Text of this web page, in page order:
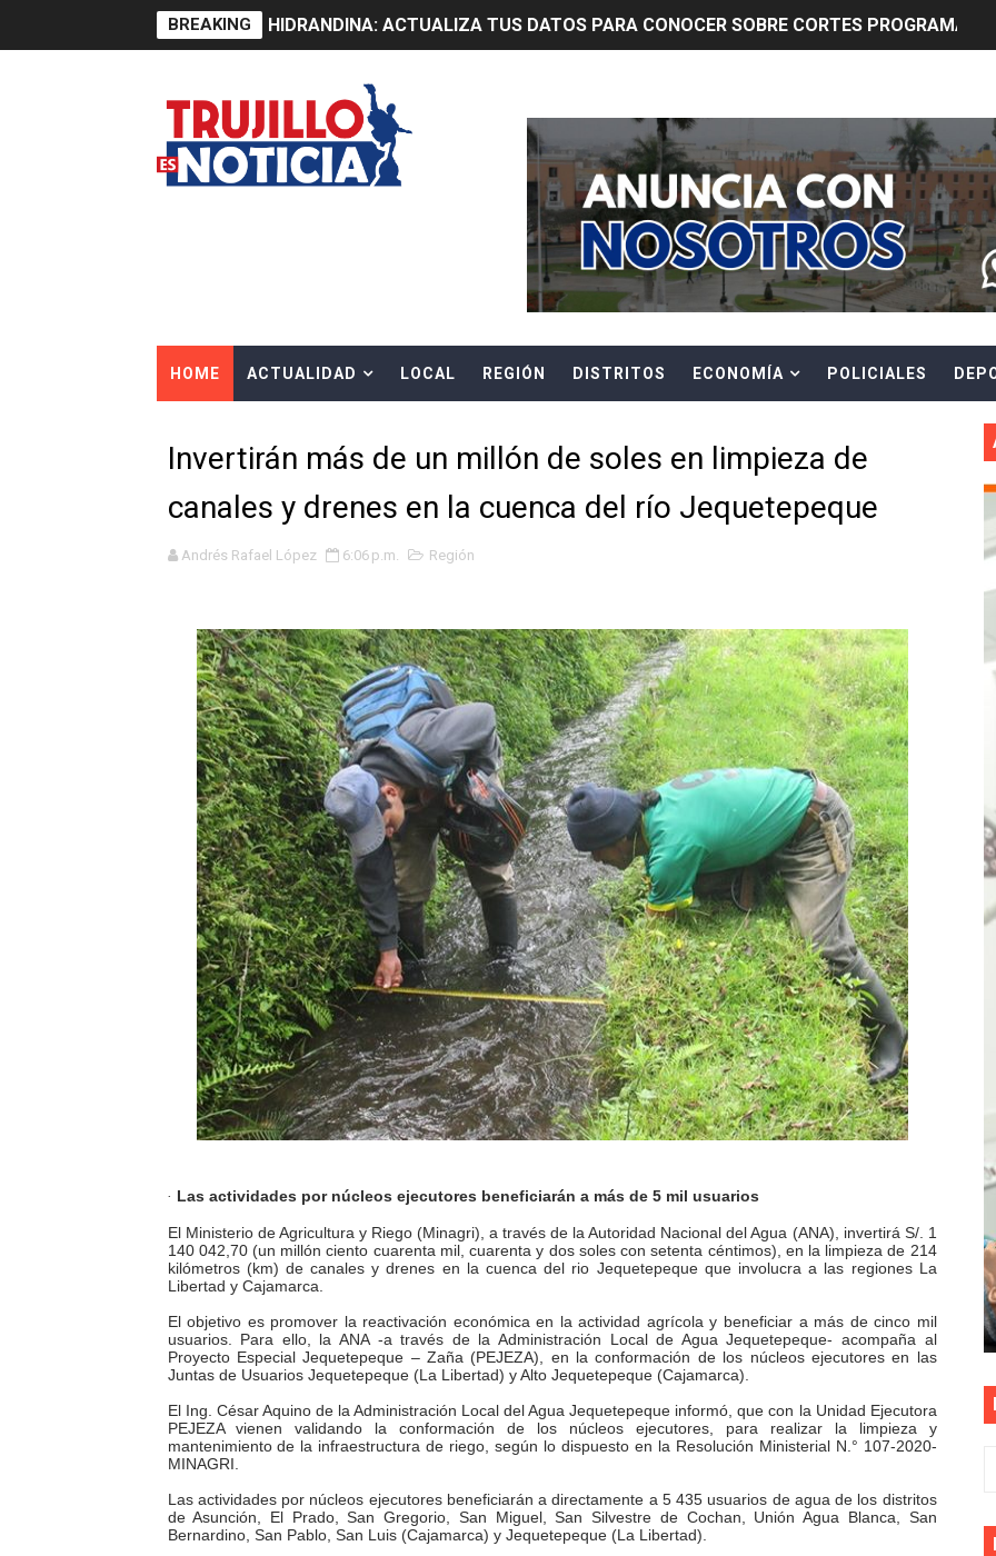
BREAKING HIDRANDINA: ACTUALIZA TUS DATOS PARA CONOCER SOBRE CORTES
Construye Experto de Cementos Pacasmayo convierte el esfuerzo del maestro de
OSIPTEL frente a robo de celulares: usuarios recuperarán su línea tras verificación
IPE: Nuevo gobierno debe priorizar el impulso a la inversión privada y medidas contra
HIDRANDINA ALERTA SOBRE FALSOS TRABAJADORES Y BRINDA RECOMENDACIONES
HASTA EL 2 DE AGOSTO TIENEN PLAZO PARA PONERSE AL DÍA EN SU RECIBO Y
Caja Arequipa lanza tercera edición del concurso nacional Orgullo Emprendedor con
Tres de cada cuatro atenciones del OSIPTEL estuvieron relacionadas con el servicio
OSIPTEL: nueve de cada 10 atenciones a usuarios de La Libertad fueron sobre el
GEANMARCO QUEZADA PRESTÓ JURAMENTO COMO DIPUTADO "POR LA
14 COLEGIOS DE TRUJILLO Y VIRÚ BUSCAN LA ACREDITACIÓN DEL PROGRAMA
¿Viajas por Fiestas Patrias? Así puedes evitar pagar por telefonía, internet o
JAMES PÉREZ ASEGURA QUE EN SUS PRIMEROS MESES DE GESTIÓN RECUPERARÁ
MÁS DE 12 MIL USUARIOS QUEDARON SIN ENERGÍA POR NO RESPETARSE LAS
OSIPTEL: Ahora dar de baja tu servicio de internet o telefonía solo toma un día hábil
¿Viajas por fiestas patrias? OSIPTEL recomienda verificar la cobertura móvil de tu
REGULARIZA TUS DEUDAS POR VIDEO GESTIÓN, ACCEDE A FACILIDADES DE PAGO Y
HIDRANDINA: POR FIESTAS PATRIAS APROVECHA LAS FACILIDADES DE PAGO PARA
La Universidad de Piura comparte su propuesta académica con escolares y padres de
OSIPTEL: empresas operadoras están obligadas a verificar tope de 7 líneas móviles
Yape habilita envío de remesas a Venezuela sin comisión tras emergencia por
HIDRANDINA ADVIERTE QUE ESTÁ PROHIBIDO COLOCAR PANCARTAS Y PROPAGANDA
HOME ACTUALIDAD LOCAL REGIÓN DISTRITOS ECONOMÍA POLICIALES
Invertirán más de un millón de soles en limpieza de
canales y drenes en la cuenca del río Jequetepeque
Andrés Rafael López 6:06 p.m. Región
· Las actividades por núcleos ejecutores beneficiarán a más de 5 mil usuarios
El Ministerio de Agricultura y Riego (Minagri), a través de la Autoridad Nacional del Agua (ANA), invertirá S/. 1
140 042,70 (un millón ciento cuarenta mil, cuarenta y dos soles con setenta céntimos), en la limpieza de 214
kilómetros (km) de canales y drenes en la cuenca del rio Jequetepeque que involucra a las regiones La
Libertad y Cajamarca.
El objetivo es promover la reactivación económica en la actividad agrícola y beneficiar a más de cinco mil
usuarios. Para ello, la ANA -a través de la Administración Local de Agua Jequetepeque- acompaña al
Proyecto Especial Jequetepeque – Zaña (PEJEZA), en la conformación de los núcleos ejecutores en las
Juntas de Usuarios Jequetepeque (La Libertad) y Alto Jequetepeque (Cajamarca).
El Ing. César Aquino de la Administración Local del Agua Jequetepeque informó, que con la Unidad Ejecutora
PEJEZA vienen validando la conformación de los núcleos ejecutores, para realizar la limpieza y
mantenimiento de la infraestructura de riego, según lo dispuesto en la Resolución Ministerial N.° 107-2020-
MINAGRI.
Las actividades por núcleos ejecutores beneficiarán a directamente a 5 435 usuarios de agua de los distritos
de Asunción, El Prado, San Gregorio, San Miguel, San Silvestre de Cochan, Unión Agua Blanca, San
Bernardino, San Pablo, San Luis (Cajamarca) y Jequetepeque (La Libertad).